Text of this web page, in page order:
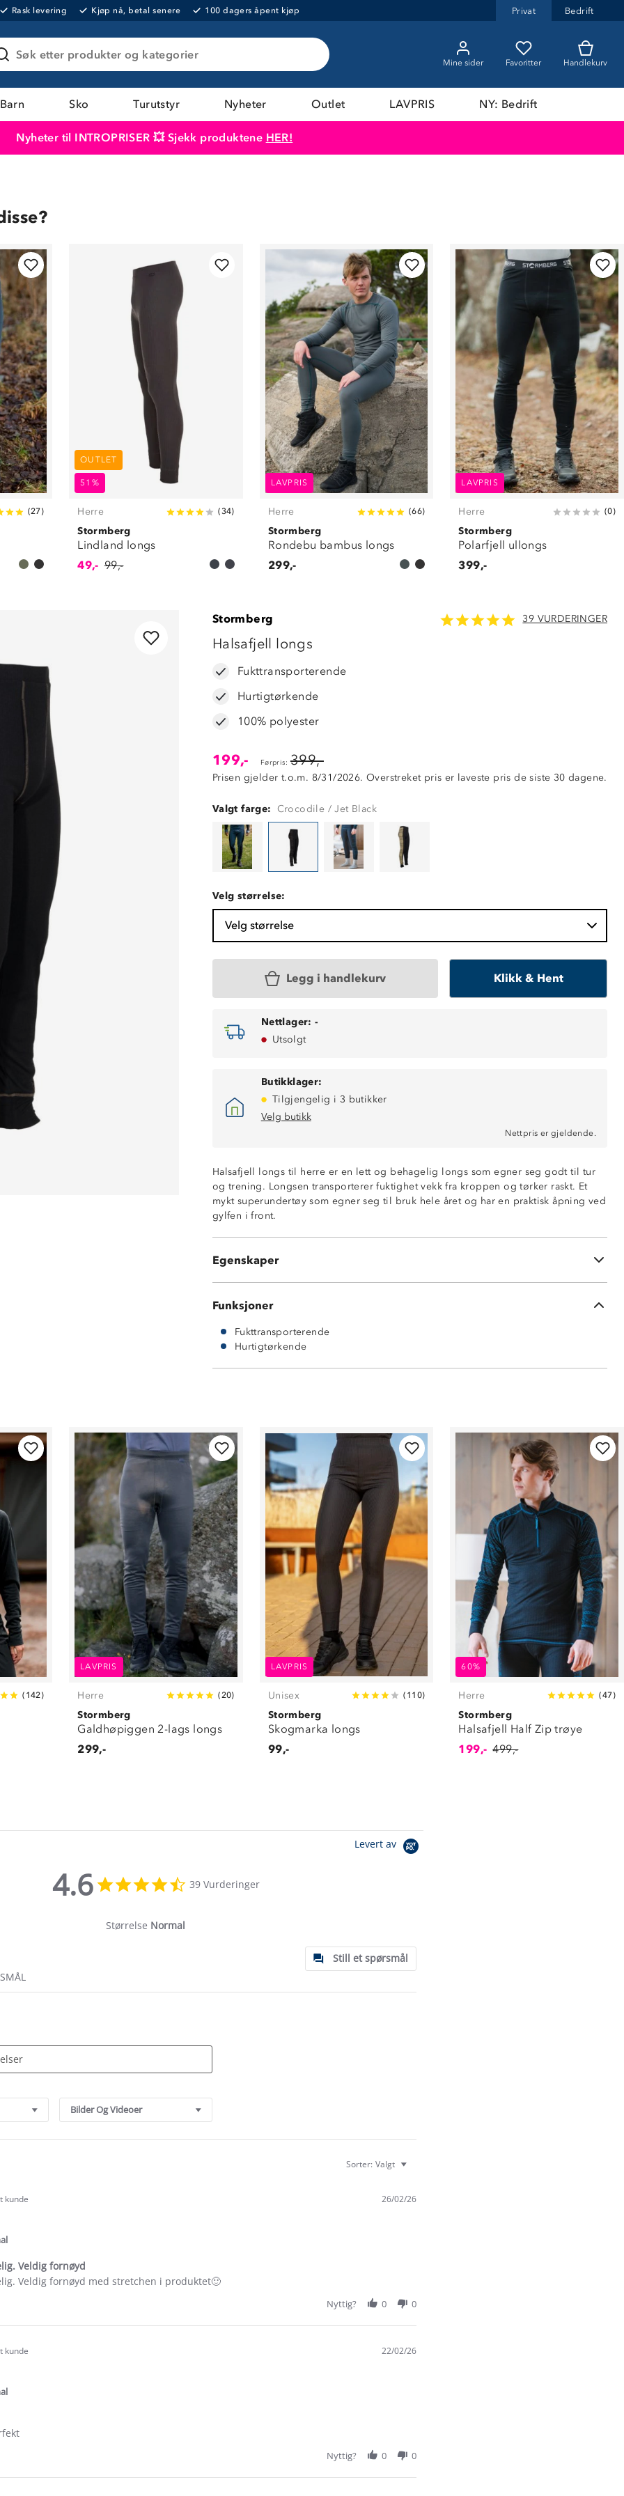
Rask levering Kjøp nå, betal senere 100 dagers åpent kjøp Privat Bedrift
Søk etter produkter og kategorier
Mine sider Favoritter Handlekurv
Barn Sko Turutstyr Nyheter Outlet LAVPRIS NY: Bedrift
Nyheter til INTROPRISER 💥 Sjekk produktene HER!
(27)
OUTLET
51%
Herre (34)
Stormberg
Lindland longs
49,- 99,-
LAVPRIS
Herre (66)
Stormberg
Rondebu bambus longs
299,-
LAVPRIS
Herre (0)
Stormberg
Polarfjell ullongs
399,-
Stormberg 39 VURDERINGER
Halsafjell longs
Fukttransporterende
Hurtigtørkende
100% polyester
199,- Førpris: 399,-
Prisen gjelder t.o.m. 8/31/2026. Overstreket pris er laveste pris de siste 30 dagene.
Valgt farge: Crocodile / Jet Black
Velg størrelse:
Velg størrelse
Legg i handlekurv Klikk & Hent
Nettlager: -
Utsolgt
Butikklager:
Tilgjengelig i 3 butikker
Velg butikk
Nettpris er gjeldende.
Halsafjell longs til herre er en lett og behagelig longs som egner seg godt til tur
og trening. Longsen transporterer fuktighet vekk fra kroppen og tørker raskt. Et
mykt superundertøy som egner seg til bruk hele året og har en praktisk åpning ved
gylfen i front.
Egenskaper
Fukttransporterende
Åpning i front ved gylfen
Funksjoner
Fukttransporterende
Hurtigtørkende
( 142)
LAVPRIS
Herre ( 20)
Stormberg
Galdhøpiggen 2-lags longs
299,-
LAVPRIS
Unisex ( 110)
Stormberg
Skogmarka longs
99,-
60%
Herre (47)
Stormberg
Halsafjell Half Zip trøye
199,- 499,-
Levert av
4.6
star
39 Vurderinger
Størrelse Normal
Still et spørsmål
Bilder Og Videoer
Sorter: Valgt
kunde 26/02/26
Veldig fornøyd
Veldig fornøyd med stretchen i produktet🙂
Nyttig? 0 0
kunde 22/02/26
Nyttig? 0 0